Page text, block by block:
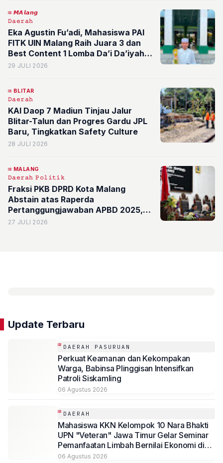
𝙈𝘼𝙡𝙖𝙣𝙜
𝙳𝚊𝚎𝚛𝚊𝚑
Eka Agustin Fu’adi, Mahasiswa PAI
FITK UIN Malang Raih Juara 3 dan
Best Content 1 Lomba Da’i Da’iyah
Tingkat Nasional di UIN Sunan Kudus
29 JULI 2026
BLITAR
𝙳𝚊𝚎𝚛𝚊𝚑
KAI Daop 7 Madiun Tinjau Jalur
Blitar-Talun dan Progres Gardu JPL
Baru, Tingkatkan Safety Culture
28 JULI 2026
MALANG
𝙳𝚊𝚎𝚛𝚊𝚑 𝙿𝚘𝚕𝚒𝚝𝚒𝚔
Fraksi PKB DPRD Kota Malang
Abstain atas Raperda
Pertanggungjawaban APBD 2025,
22 Catatan Strategis untuk Pemkot
27 JULI 2026
Update Terbaru
DAERAH PASURUAN
Perkuat Keamanan dan Kekompakan
Warga, Babinsa Plinggisan Intensifkan
Patroli Siskamling
06 Agustus 2026
DAERAH
Mahasiswa KKN Kelompok 10 Nara Bhakti
UPN "Veteran" Jawa Timur Gelar Seminar
Pemanfaatan Limbah Bernilai Ekonomi di
Desa Mojoduwur
06 Agustus 2026